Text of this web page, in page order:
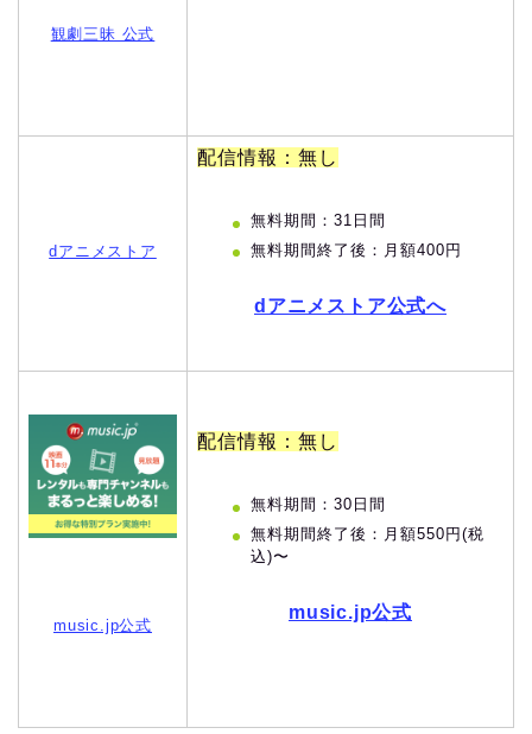
観劇三昧 公式
dアニメストア
配信情報：無し
無料期間：31日間
無料期間終了後：月額400円
dアニメストア公式へ
music.jp公式
配信情報：無し
無料期間：30日間
無料期間終了後：月額550円(税
込)〜
music.jp公式